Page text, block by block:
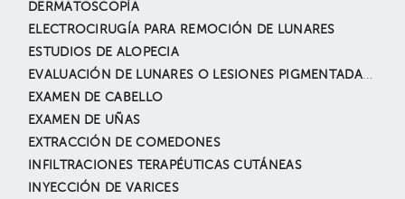
DERMATOSCOPÍA
ELECTROCIRUGÍA PARA REMOCIÓN DE LUNARES
ESTUDIOS DE ALOPECIA
EVALUACIÓN DE LUNARES O LESIONES PIGMENTADAS (PIEL)
EXAMEN DE CABELLO
EXAMEN DE UÑAS
EXTRACCIÓN DE COMEDONES
INFILTRACIONES TERAPÉUTICAS CUTÁNEAS
INYECCIÓN DE VARICES